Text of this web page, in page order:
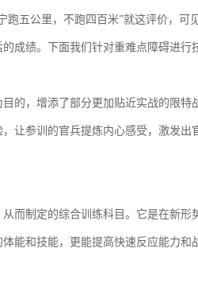
五公里，不跑四百米”就这评价，可
成绩。下面我们针对重难点障碍进行
的，增添了部分更加贴近实战的限特
让参训的官兵提炼内心感受，激发出
而制定的综合训练科目。它是在新形
能和技能，更能提高快速反应能力和